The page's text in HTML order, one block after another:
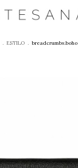
. ESTILO . breadcrumbs.boho